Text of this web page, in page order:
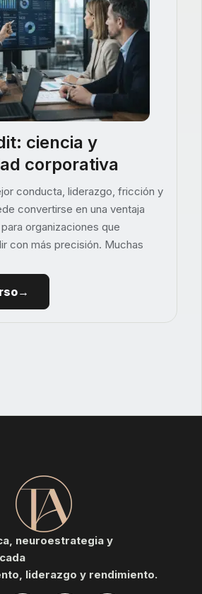
ciencia y
corporativa
conducta, liderazgo, fricción y
convertirse en una ventaja
organizaciones que
con más precisión. Muchas
neuroestrategia y
liderazgo y rendimiento.